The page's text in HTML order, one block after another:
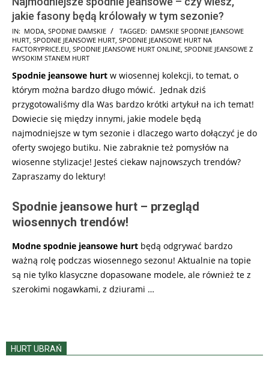
jakie fasony będą królowały w tym sezonie?
2022-
02-
28
IN: MODA SPODNIE DAMSKIE TAGGED: DAMSKIE SPODNIE JEANSOWE
HURT SPODNIE JEANSOWE HURT SPODNIE JEANSOWE HURT NA
FACTORYPRICE.EU SPODNIE JEANSOWE HURT ONLINE SPODNIE JEANSOWE Z
WYSOKIM STANEM HURT
Spodnie jeansowe hurt w wiosennej kolekcji, to temat, o
którym można bardzo długo mówić. Jednak dziś
przygotowaliśmy dla Was bardzo krótki artykuł na ich temat!
Dowiecie się między innymi, jakie modele będą
najmodniejsze w tym sezonie i dlaczego warto dołączyć je do
oferty swojego butiku. Nie zabraknie też pomysłów na
wiosenne stylizacje! Jesteś ciekaw najnowszych trendów?
Zapraszamy do lektury!
Spodnie jeansowe hurt – przegląd
wiosennych trendów!
Modne spodnie jeansowe hurt będą odgrywać bardzo
ważną rolę podczas wiosennego sezonu! Aktualnie na topie
są nie tylko klasyczne dopasowane modele, ale również te z
szerokimi nogawkami, z dziurami …
HURT UBRAŃ